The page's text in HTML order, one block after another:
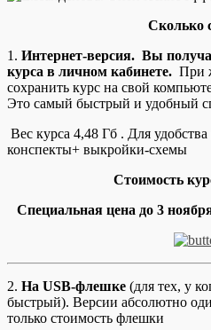
Сколько
1. Интернет-версия. Вы
курса в личном кабинете. При
сохранить курс на свой
Это самый быстрый и удобный
Вес курса 4,48 Гб . Для удобства
конспекты+ выкройки-схемы
Стоимость
Специальная цена до 3
2. На USB-флешке (для тех, у
быстрый). Версии абсолютно
только стоимость флешки